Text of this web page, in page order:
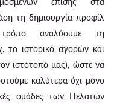
τη δημιουργία προφίλ
αναλύουμε τη
το ιστορικό αγορών και
ιστότοπό μας), ώστε να
καλύτερα όχι μόνο
ομάδες των Πελατών